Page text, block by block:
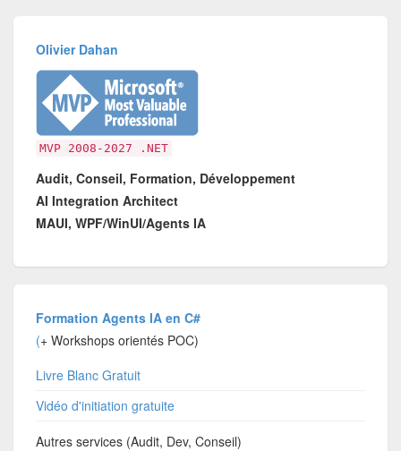
Olivier Dahan
MVP 2008-2027 .NET
Audit, Conseil, Formation, Développement
AI Integration Architect
MAUI, WPF/WinUI/Agents IA
Formation Agents IA en C#
(+ Workshops orientés POC)
Livre Blanc Gratuit
Vidéo d'initiation gratuite
Autres services (Audit, Dev, Conseil)